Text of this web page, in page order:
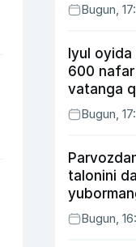
Bugun,
Iyul
600 nafar
vatanga
Bugun,
talonini
buning
Bugun,